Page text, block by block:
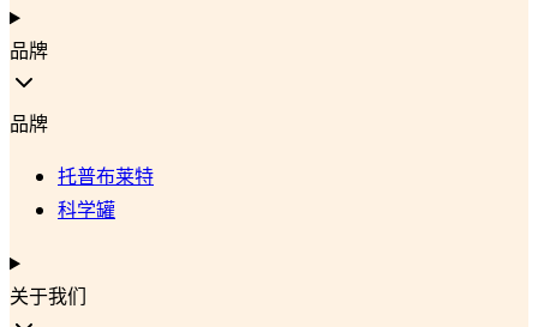
品牌
品牌
托普布莱特
科学罐
关于我们